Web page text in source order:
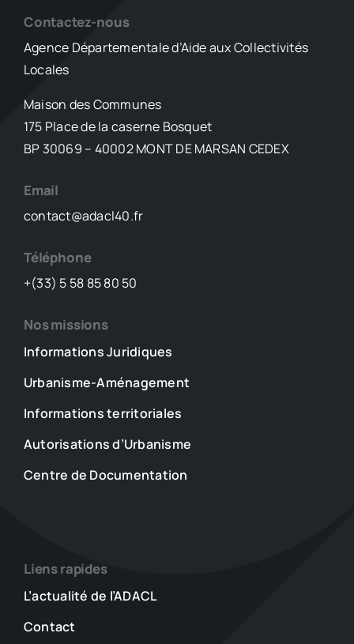
Contactez-nous
Agence Départementale d’Aide aux Collectivités
Locales
Maison des Communes
175 Place de la caserne Bosquet
BP 30069 – 40002 MONT DE MARSAN CEDEX
Email
contact@adacl40.fr
Téléphone
+(33) 5 58 85 80 50
Nos missions
Informations Juridiques
Urbanisme-Aménagement
Informations territoriales
Autorisations d’Urbanisme
Centre de Documentation
Liens rapides
L’actualité de l’ADACL
Contact